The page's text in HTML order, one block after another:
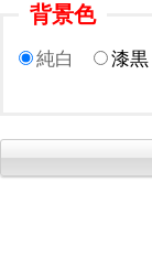
背景色
純白 漆黒